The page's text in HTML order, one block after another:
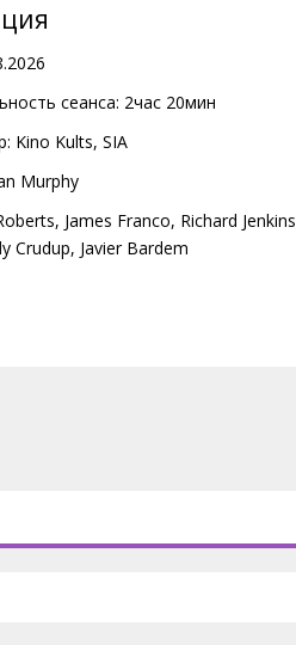
сеанса: 2час 20мин
Kino Kults, SIA
Murphy
, James Franco, Richard Jenkins
Crudup, Javier Bardem